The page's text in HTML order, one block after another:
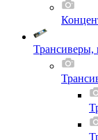
Трансиверы,